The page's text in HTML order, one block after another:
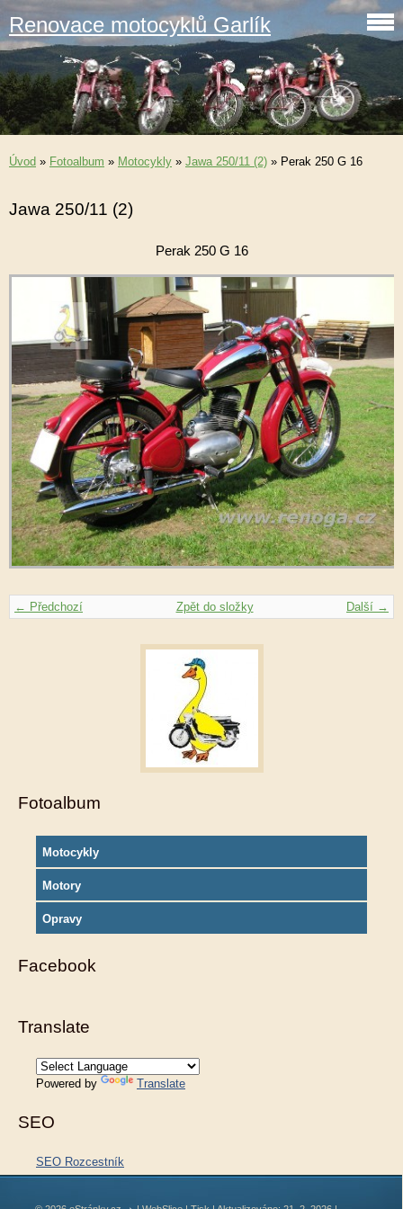
Renovace motocyklů Garlík
Úvod » Fotoalbum » Motocykly » Jawa 250/11 (2) » Perak 250 G 16
Jawa 250/11 (2)
Perak 250 G 16
← Předchozí Další →
Zpět do složky
Fotoalbum
Motocykly
Motory
Opravy
Facebook
Translate
Powered by Translate
SEO
SEO Rozcestník